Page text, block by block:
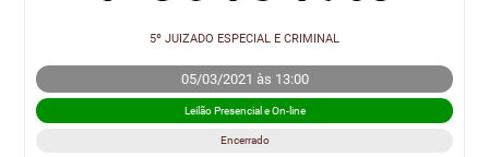
5º JUIZADO ESPECIAL E CRIMINAL
05/03/2021 às 13:00
Leilão Presencial e On-line
Encerrado